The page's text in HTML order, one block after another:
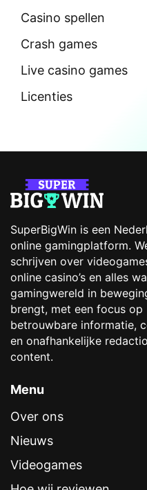
Casino spellen
Crash games
Live casino games
Licenties
SuperBigWin is een
online gamingplatform.
schrijven over
online casino’s en alles
gamingwereld in
brengt, met een focus op
betrouwbare informatie,
en onafhankelijke
content.
Menu
Over ons
Nieuws
Videogames